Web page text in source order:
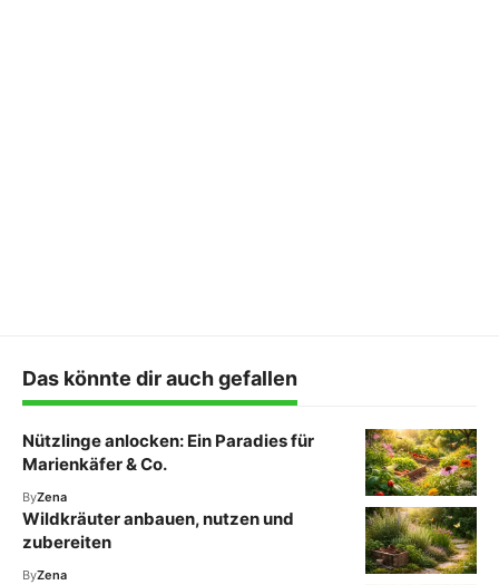
Das könnte dir auch gefallen
Nützlinge anlocken: Ein Paradies für
Marienkäfer & Co.
ByZena
Wildkräuter anbauen, nutzen und
zubereiten
ByZena